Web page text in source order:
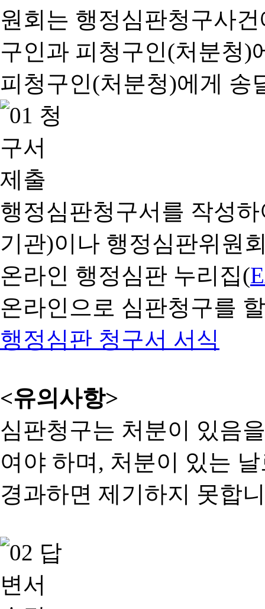
행정심판청구서를 작성
기관)이나 행정심판위원
온라인 행정심판 누리집(
온라인으로 심판청구를
행정심판 청구서 서식
<유의사항>
심판청구는 처분이 있음
여야 하며, 처분이 있는
경과하면 제기하지 못합